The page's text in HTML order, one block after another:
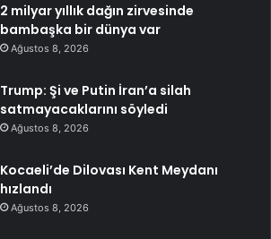
2 milyar yıllık dağın zirvesinde
bambaşka bir dünya var
Ağustos 8, 2026
Trump: Şi ve Putin İran’a silah
satmayacaklarını söyledi
Ağustos 8, 2026
Kocaeli’de Dilovası Kent Meydanı
hızlandı
Ağustos 8, 2026